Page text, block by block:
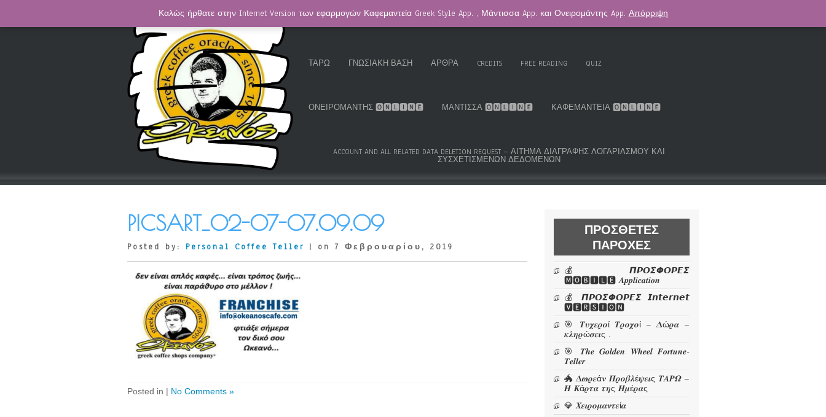
HOMEPAGE / ΚΑΦΕΜΑΝΤΕΊΑ GREEK ROMA GYPSY CARDS™ K.S. KOUK ORACLE DECK ΑΣΤΡΟΛΟΓΊΑ
ΤΑΡΏ ΓΝΩΣΙΑΚΉ ΒΆΣΗ ΆΡΘΡΑ CREDITS FREE READING QUIZ
ΟΝΕΙΡΟΜΆΝΤΗΣ 🅾🅽🅻🅸🅽🅴 ΜΆΝΤΙΣΣΑ 🅾🅽🅻🅸🅽🅴 ΚΑΦΕΜΑΝΤΕΊΑ 🅾🅽🅻🅸🅽🅴
ACCOUNT AND ALL RELATED DATA DELETION REQUEST – ΑΊΤΗΜΑ ΔΙΑΓΡΑΦΉΣ ΛΟΓΑΡΙΑΣΜΟΎ ΚΑΙ
ΣΥΣΧΕΤΙΣΜΈΝΩΝ ΔΕΔΟΜΈΝΩΝ
PICSART_02-07-07.09.09
Posted by: Personal Coffee Teller | on 7 Φεβρουαρίου, 2019
Posted in | No Comments »
ΠΡΌΣΘΕΤΕΣ
ΠΑΡΟΧΈΣ
💰 𝞟𝞠𝞞𝞢𝞥𝞞𝞠𝞔𝞢
🅼🅾🅱🅸🅻🅴 𝜜𝒑𝒑𝒍𝒊𝒄𝒂𝒕𝒊𝒐𝒏
💰 𝞟𝞠𝞞𝞢𝞥𝞞𝞠𝞔𝞢 𝙄𝙣𝙩𝙚𝙧𝙣𝙚𝙩
🆅🅴🆁🆂🅸🅾🅽
🎯 𝜯𝝊𝝌𝜺𝝆𝝄ί 𝜯𝝆𝝄𝝌𝝄ί – 𝜟ώ𝝆𝜶 –
𝜿𝝀𝜼𝝆ώ𝝈𝜺𝜾ς .
🎯 𝑻𝒉𝒆 𝑮𝒐𝒍𝒅𝒆𝒏 𝑾𝒉𝒆𝒆𝒍 𝑭𝒐𝒓𝒕𝒖𝒏𝒆-
𝑻𝒆𝒍𝒍𝒆𝒓
🐲 𝜟𝝎𝝆𝜺ά𝝂 𝜫𝝆𝝄𝜷𝝀έ𝝍𝜺𝜾ς 𝜯𝜜𝜬𝜴 –
𝜢 𝜥ά𝝆𝝉𝜶 𝝉𝜼ς 𝜢𝝁έ𝝆𝜶ς
💎 𝜲𝜺𝜾𝝆𝝄𝝁𝜶𝝂𝝉𝜺ί𝜶
Καλώς ήρθατε στην Internet Version των εφαρμογών Καφεμαντεία Greek Style App. , Μάντισσα App. και Ονειρομάντης App. Απόρριψη